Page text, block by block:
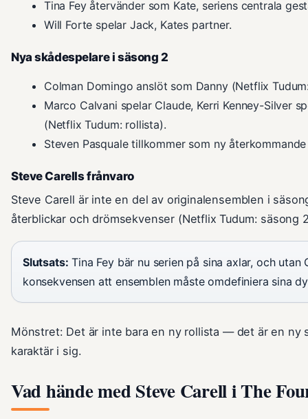
Tina Fey återvänder som Kate, seriens centrala
Will Forte spelar Jack, Kates partner.
Nya skådespelare i säsong 2
Colman Domingo anslöt som Danny (Netflix
Marco Calvani spelar Claude, Kerri Kenney-Silver
(Netflix Tudum: rollista).
Steven Pasquale tillkommer som ny
Steve Carells frånvaro
Steve Carell är inte en del av originalensemblen i
återblickar och drömsekvenser (Netflix Tudum: säsong
Slutsats: Tina Fey bär nu serien på sina axlar, och
konsekvensen att ensemblen måste omdefiniera sina
Mönstret: Det är inte bara en ny rollista — det är en ny
karaktär i sig.
Vad hände med Steve Carell i The